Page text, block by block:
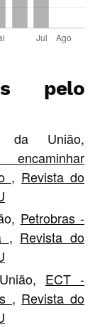
pelo
da União,
, Revista do
Petrobras -
, Revista do
ECT -
, Revista do